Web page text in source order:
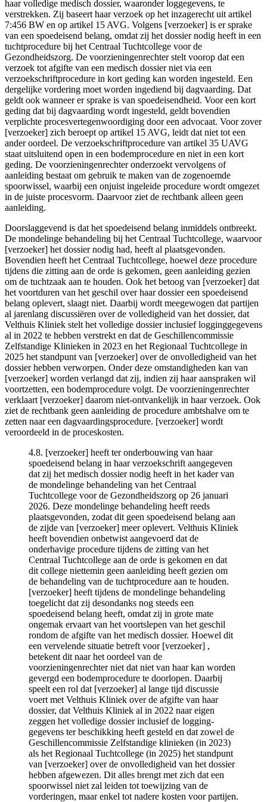
haar volledige medisch dossier, waaronder loggegevens, te
verstrekken. Zij baseert haar verzoek op het inzagerecht uit artikel
7:456 BW en op artikel 15 AVG. Volgens [verzoeker] is er sprake
van een spoedeisend belang, omdat zij het dossier nodig heeft in een
tuchtprocedure bij het Centraal Tuchtcollege voor de
Gezondheidszorg. De voorzieningenrechter stelt voorop dat een
verzoek tot afgifte van een medisch dossier niet via een
verzoekschriftprocedure in kort geding kan worden ingesteld. Een
dergelijke vordering moet worden ingediend bij dagvaarding. Dat
geldt ook wanneer er sprake is van spoedeisendheid. Voor een kort
geding dat bij dagvaarding wordt ingesteld, geldt bovendien
verplichte procesvertegenwoordiging door een advocaat. Voor zover
[verzoeker] zich beroept op artikel 15 AVG, leidt dat niet tot een
ander oordeel. De verzoekschriftprocedure van artikel 35 UAVG
staat uitsluitend open in een bodemprocedure en niet in een kort
geding. De voorzieningenrechter onderzoekt vervolgens of
aanleiding bestaat om gebruik te maken van de zogenoemde
spoorwissel, waarbij een onjuist ingeleide procedure wordt omgezet
in de juiste procesvorm. Daarvoor ziet de rechtbank alleen geen
aanleiding.
Doorslaggevend is dat het spoedeisend belang inmiddels ontbreekt.
De mondelinge behandeling bij het Centraal Tuchtcollege, waarvoor
[verzoeker] het dossier nodig had, heeft al plaatsgevonden.
Bovendien heeft het Centraal Tuchtcollege, hoewel deze procedure
tijdens die zitting aan de orde is gekomen, geen aanleiding gezien
om de tuchtzaak aan te houden. Ook het betoog van [verzoeker] dat
het voortduren van het geschil over haar dossier een spoedeisend
belang oplevert, slaagt niet. Daarbij wordt meegewogen dat partijen
al jarenlang discussiëren over de volledigheid van het dossier, dat
Velthuis Kliniek stelt het volledige dossier inclusief logginggegevens
al in 2022 te hebben verstrekt en dat de Geschillencommissie
Zelfstandige Klinieken in 2023 en het Regionaal Tuchtcollege in
2025 het standpunt van [verzoeker] over de onvolledigheid van het
dossier hebben verworpen. Onder deze omstandigheden kan van
[verzoeker] worden verlangd dat zij, indien zij haar aanspraken wil
voortzetten, een bodemprocedure volgt. De voorzieningenrechter
verklaart [verzoeker] daarom niet-ontvankelijk in haar verzoek. Ook
ziet de rechtbank geen aanleiding de procedure ambtshalve om te
zetten naar een dagvaardingsprocedure. [verzoeker] wordt
veroordeeld in de proceskosten.
4.8. [verzoeker] heeft ter onderbouwing van haar
spoedeisend belang in haar verzoekschrift aangegeven
dat zij het medisch dossier nodig heeft in het kader van
de mondelinge behandeling van het Centraal
Tuchtcollege voor de Gezondheidszorg op 26 januari
2026. Deze mondelinge behandeling heeft reeds
plaatsgevonden, zodat dit geen spoedeisend belang aan
de zijde van [verzoeker] meer oplevert. Velthuis Kliniek
heeft bovendien onbetwist aangevoerd dat de
onderhavige procedure tijdens de zitting van het
Centraal Tuchtcollege aan de orde is gekomen en dat
dit college niettemin geen aanleiding heeft gezien om
de behandeling van de tuchtprocedure aan te houden.
[verzoeker] heeft tijdens de mondelinge behandeling
toegelicht dat zij desondanks nog steeds een
spoedeisend belang heeft, omdat zij in grote mate
ongemak ervaart van het voortslepen van het geschil
rondom de afgifte van het medisch dossier. Hoewel dit
een vervelende situatie betreft voor [verzoeker] ,
betekent dit naar het oordeel van de
voorzieningenrechter niet dat niet van haar kan worden
gevergd een bodemprocedure te doorlopen. Daarbij
speelt een rol dat [verzoeker] al lange tijd discussie
voert met Velthuis Kliniek over de afgifte van haar
dossier, dat Velthuis Kliniek al in 2022 naar eigen
zeggen het volledige dossier inclusief de logging-
gegevens ter beschikking heeft gesteld en dat zowel de
Geschillencommissie Zelfstandige klinieken (in 2023)
als het Regionaal Tuchtcollege (in 2025) het standpunt
van [verzoeker] over de onvolledigheid van het dossier
hebben afgewezen. Dit alles brengt met zich dat een
spoorwissel niet zal leiden tot toewijzing van de
vorderingen, maar enkel tot nadere kosten voor partijen.